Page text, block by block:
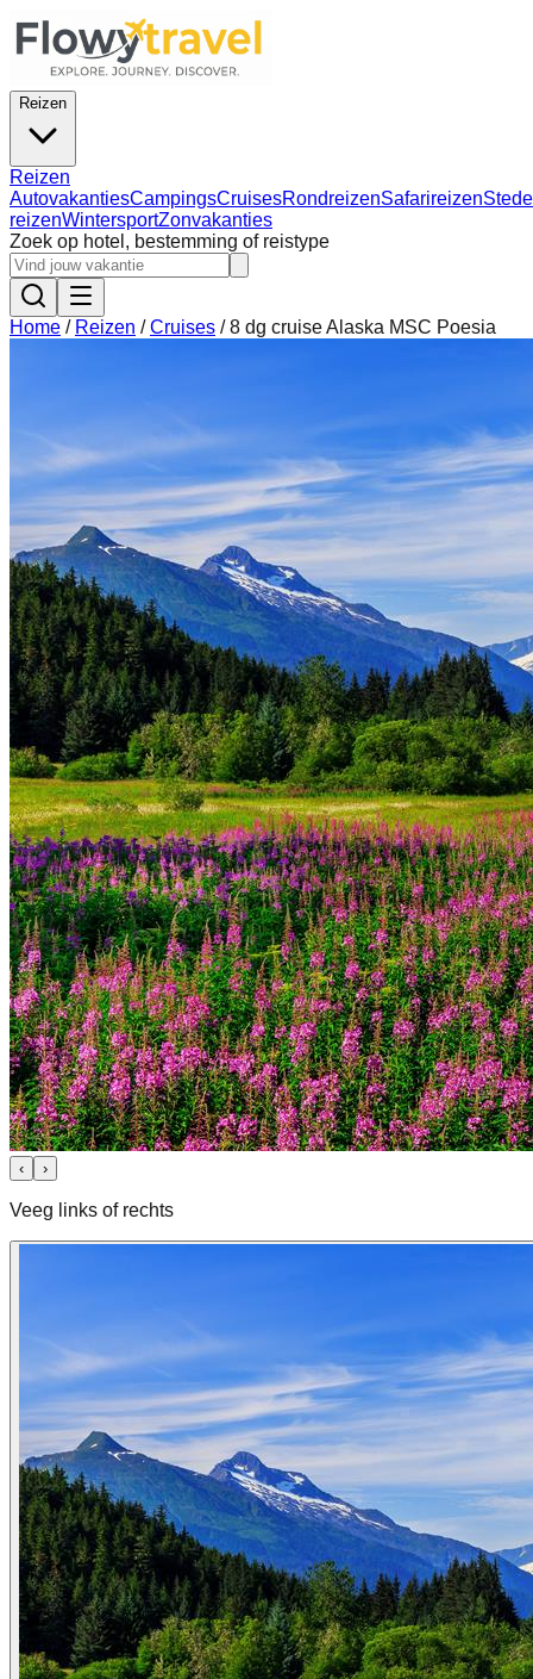
Reizen
Reizen
AutovakantiesCampingsCruisesRondreizenSafarireizen
reizenWintersportZonvakanties
Zoek op hotel, bestemming of reistype
Home / Reizen /Cruises /8 dg cruise Alaska MSC Poesia
‹ ›
Veeg links of rechts